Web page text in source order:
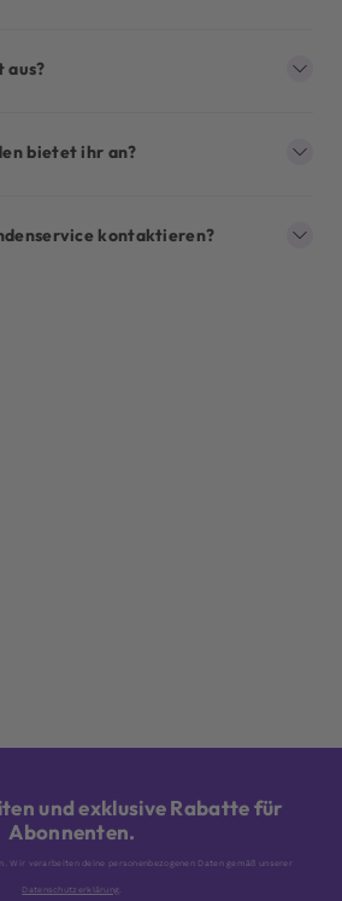
aus?
bietet ihr an?
kontaktieren?
und exklusive Rabatte für
Abonnenten.
Wir verarbeiten deine personenbezogenen Daten gemäß unserer
Datenschutzerklärung